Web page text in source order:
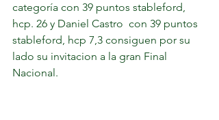
categoría con 39 puntos stableford,
hcp. 26 y Daniel Castro  con 39 puntos
stableford, hcp 7,3 consiguen por su
lado su invitacion a la gran Final
Nacional.